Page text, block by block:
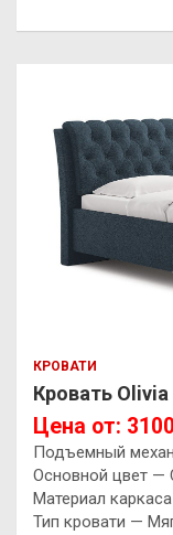
КРОВАТИ
Кровать
Цена от:
Подъемный
Основной цвет —
Материал
Тип кровати —